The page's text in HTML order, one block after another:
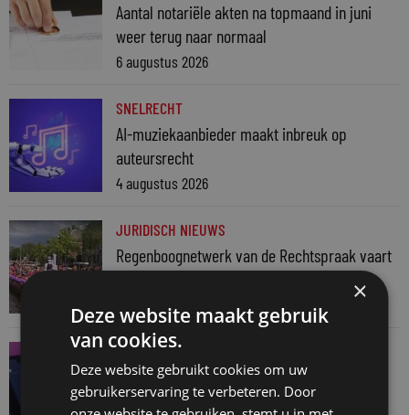
Aantal notariële akten na topmaand in juni
weer terug naar normaal
6 augustus 2026
SNELRECHT
AI-muziekaanbieder maakt inbreuk op
auteursrecht
4 augustus 2026
JURIDISCH NIEUWS
Regenboognetwerk van de Rechtspraak vaart
3 augustus 2026
JURIDISCH NIEUWS
Verschoningsgerechtigde info gemaakt door
AI? Dan niet langer vertrouwelijk
×
Deze website maakt gebruik
van cookies.
Deze website gebruikt cookies om uw
gebruikerservaring te verbeteren. Door